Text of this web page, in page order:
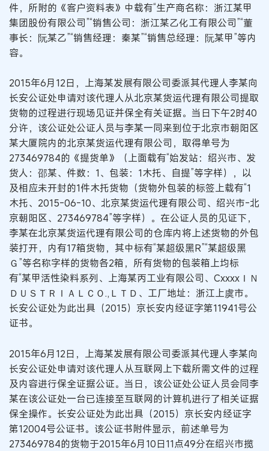
件，所附的《客户资料表》中载有“生产商名称：浙江某甲
集团股份有限公司”“销售公司：浙江某乙化工有限公司”“董
事长：阮某乙”“销售经理：秦某”“销售总经理：阮某甲”等内
容。
2015年6月12日，上海某发展有限公司委派其代理人李某向
长安公证处申请对该代理人从北京某货运代理有限公司提取
货物的过程进行现场见证并保全有关证据。当日下午2时40
分许，该公证处公证人员与李某一同来到位于北京市朝阳区
某大厦院内的北京某货运代理有限公司，取得单号为
273469784的《提货单》（上面载有“始发站：绍兴市、发
货人：邵某、件数：1、包装：1木托、自提”等字样），以
及相应未开封的1件木托货物（货物外包装的标签上载有“1
木托、2015-06-10、北京某货运代理有限公司、绍兴市-北
京朝阳区、273469784”等字样）。在公证人员的见证下，
李某在北京某货运代理有限公司的仓库内将上述货物的外包
装打开，内有17箱货物，其中标有“某超级黑R”“某超级黑
Ｇ”等名称字样的货物各2箱，所有货物的包装箱上均标
有“某甲活性染料系列、上海某丙工业有限公司、CxxxxＩＮ
ＤＵＳＴＲＩＡＬＣＯ.,ＬＴＤ、工厂地址：浙江上虞市。
长安公证处为此出具（2015）京长安内经证字第11941号公
证书。
2015年6月12日，上海某发展有限公司委派其代理人李某向
长安公证处申请对该代理人从互联网上下载所需文件的过程
及内容进行保全证据公证。当日，该公证处公证人员会同李
某在该公证处一台已连接至互联网的计算机进行了相关证据
保全操作。长安公证处为此出具（2015）京长安内经证字
第12004号公证书。该公证书附件显示，前述单号为
273469784的货物于2015年6月10日11点49分在绍兴市揽